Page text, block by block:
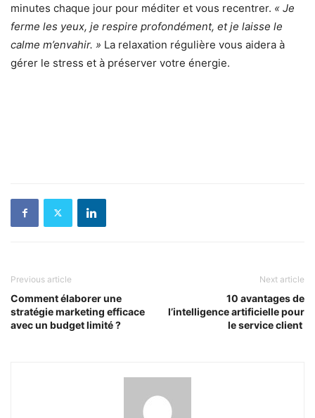
minutes chaque jour pour méditer et vous recentrer. « Je
ferme les yeux, je respire profondément, et je laisse le
calme m’envahir. » La relaxation régulière vous aidera à
gérer le stress et à préserver votre énergie.
Previous article
Comment élaborer une
stratégie marketing efficace
avec un budget limité ?
Next article
10 avantages de
l’intelligence artificielle pour
le service client